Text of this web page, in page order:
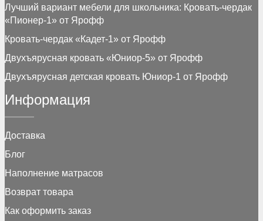
Лучший вариант мебели для школьника: Кровать-чердак
«Пионер-1» от Ярофф
Кровать-чердак «Кадет-1» от Ярофф
Двухъярусная кровать «Юниор-5» от Ярофф
Двухъярусная детская кровать Юниор-1 от Ярофф
Информация
Доставка
Блог
Наполнение матрасов
Возврат товара
Как оформить заказ